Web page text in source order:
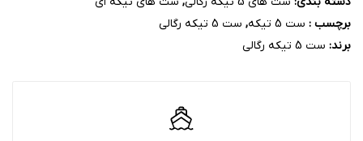
برچسب : ست 5 تیکه , ست 5 تیکه رگالی
برند: ست 5 تیکه رگالی